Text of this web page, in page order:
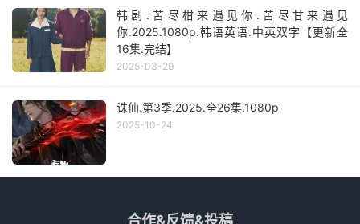
韩剧.苦尽柑来遇见你.苦尽甘来遇见
你.2025.1080p.韩语英语.中英双字【更新全
16集.完结】
2025-03-29
诛仙.第3季.2025.全26集.1080p
2025-10-24
合作&反馈&投稿